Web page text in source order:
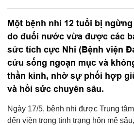
Một bệnh nhi 12 tuổi bị
do đuối nước vừa được các
sức tích cực Nhi (Bệnh viện
cứu sống ngoạn mục và
thần kinh, nhờ sự phối hợp
và hồi sức chuyên sâu.
Ngày 17/5, bệnh nhi được Trung
đến viện trong tình trạng hôn mê